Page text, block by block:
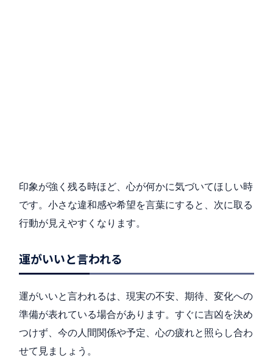
印象が強く残る時ほど、心が何かに気づいてほしい時
です。小さな違和感や希望を言葉にすると、次に取る
行動が見えやすくなります。
運がいいと言われる
運がいいと言われるは、現実の不安、期待、変化への
準備が表れている場合があります。すぐに吉凶を決め
つけず、今の人間関係や予定、心の疲れと照らし合わ
せて見ましょう。